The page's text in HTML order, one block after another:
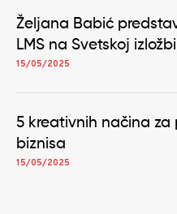
Željana Babić
LMS na Svetskoj
15/05/2025
5 kreativnih načina
biznisa
15/05/2025